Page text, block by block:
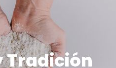
Tradición